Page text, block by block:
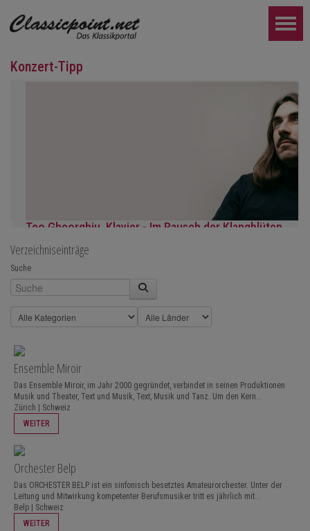
Konzert-Tipp
Teo Gheorghiu, Klavier - Im Rausch der Klangblüten
Klavierrezital
Samstag 29.08.2026, 17:30 im Hotel Restaurant Hammer
WEITER...
Verzeichniseinträge
Suche
Ensemble Miroir
Das Ensemble Miroir, im Jahr 2000 gegründet, verbindet in seinen Produktionen
Musik und Theater, Text und Musik, Text, Musik und Tanz. Um den Kern...
Zürich | Schweiz
WEITER
Orchester Belp
Das ORCHESTER BELP ist ein sinfonisch besetztes Amateurorchester. Unter der
Leitung und Mitwirkung kompetenter Berufsmusiker tritt es jährlich mit...
Belp | Schweiz
WEITER